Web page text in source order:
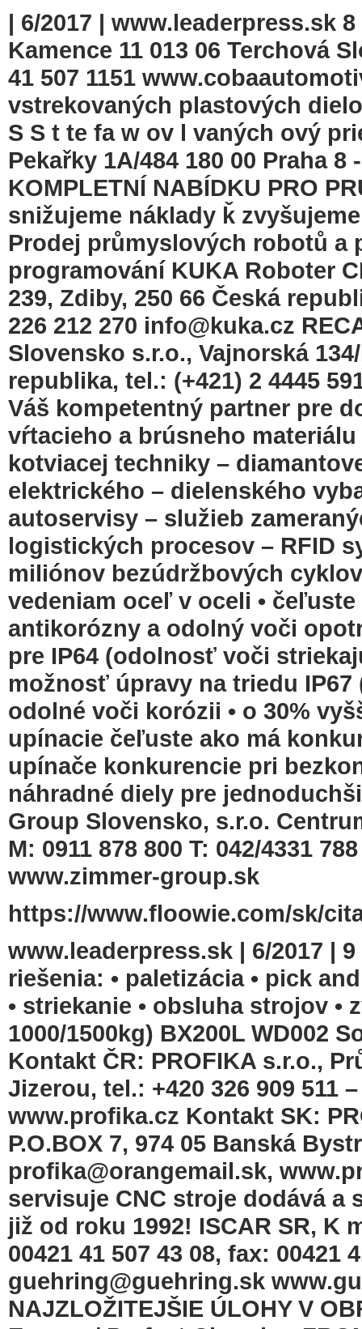
| 6/2017 | www.leaderpress.sk
Kamence 11 013 06 Terchová
41 507 1151
vstrekovaných plastových
S S t te fa w ov l vaných ový
Pekařky 1A/484 180 00 Praha
KOMPLETNÍ NABÍDKU PRO
snižujeme náklady ǩ
Prodej průmyslových robotů a
programování KUKA Roboter
239, Zdiby, 250 66 Česká
226 212 270 info@kuka.cz
Slovensko s.r.o., Vajnorská
republika, tel.: (+421) 2 4445
Váš kompetentný partner pre
vŕtacieho a brúsneho
kotviacej techniky –
elektrického – dielenského
autoservisy – služieb
logistických procesov – RFID
miliónov bezúdržbových
vedeniam oceľ v oceli •
antikorózny a odolný voči
pre IP64 (odolnosť voči
možnosť úpravy na triedu IP67
odolné voči korózii • o 30%
upínacie čeľuste ako má
upínače konkurencie pri
náhradné diely pre
Group Slovensko, s.r.o.
M: 0911 878 800 T: 042/4331
www.zimmer-group.sk
https://www.floowie.com/sk/
www.leaderpress.sk | 6/2017 |
riešenia: • paletizácia • pick
• striekanie • obsluha strojov •
1000/1500kg) BX200L WD002
Kontakt ČR: PROFIKA s.r.o.,
Jizerou, tel.: +420 326 909 511
www.proﬁka.cz Kontakt SK:
P.O.BOX 7, 974 05 Banská
proﬁka@orangemail.sk,
servisuje CNC stroje dodává a
již od roku 1992! ISCAR SR, K
00421 41 507 43 08, fax: 00421
guehring@guehring.sk
NAJZLOŽITEJŠIE ÚLOHY V